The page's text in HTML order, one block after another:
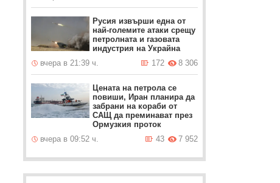
Русия извърши една от
най-големите атаки срещу
петролната и газовата
индустрия на Украйна
вчера в 21:39 ч.
8 306
172
Цената на петрола се
повиши, Иран планира да
забрани на кораби от
САЩ да преминават през
Ормузкия проток
вчера в 09:52 ч.
7 952
43